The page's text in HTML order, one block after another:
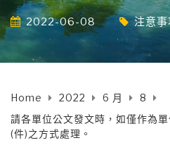
2022-06-08 注意事
Home 2022 6 月
8
請各單位公文發文時，如僅作為
(件)之方式處理。